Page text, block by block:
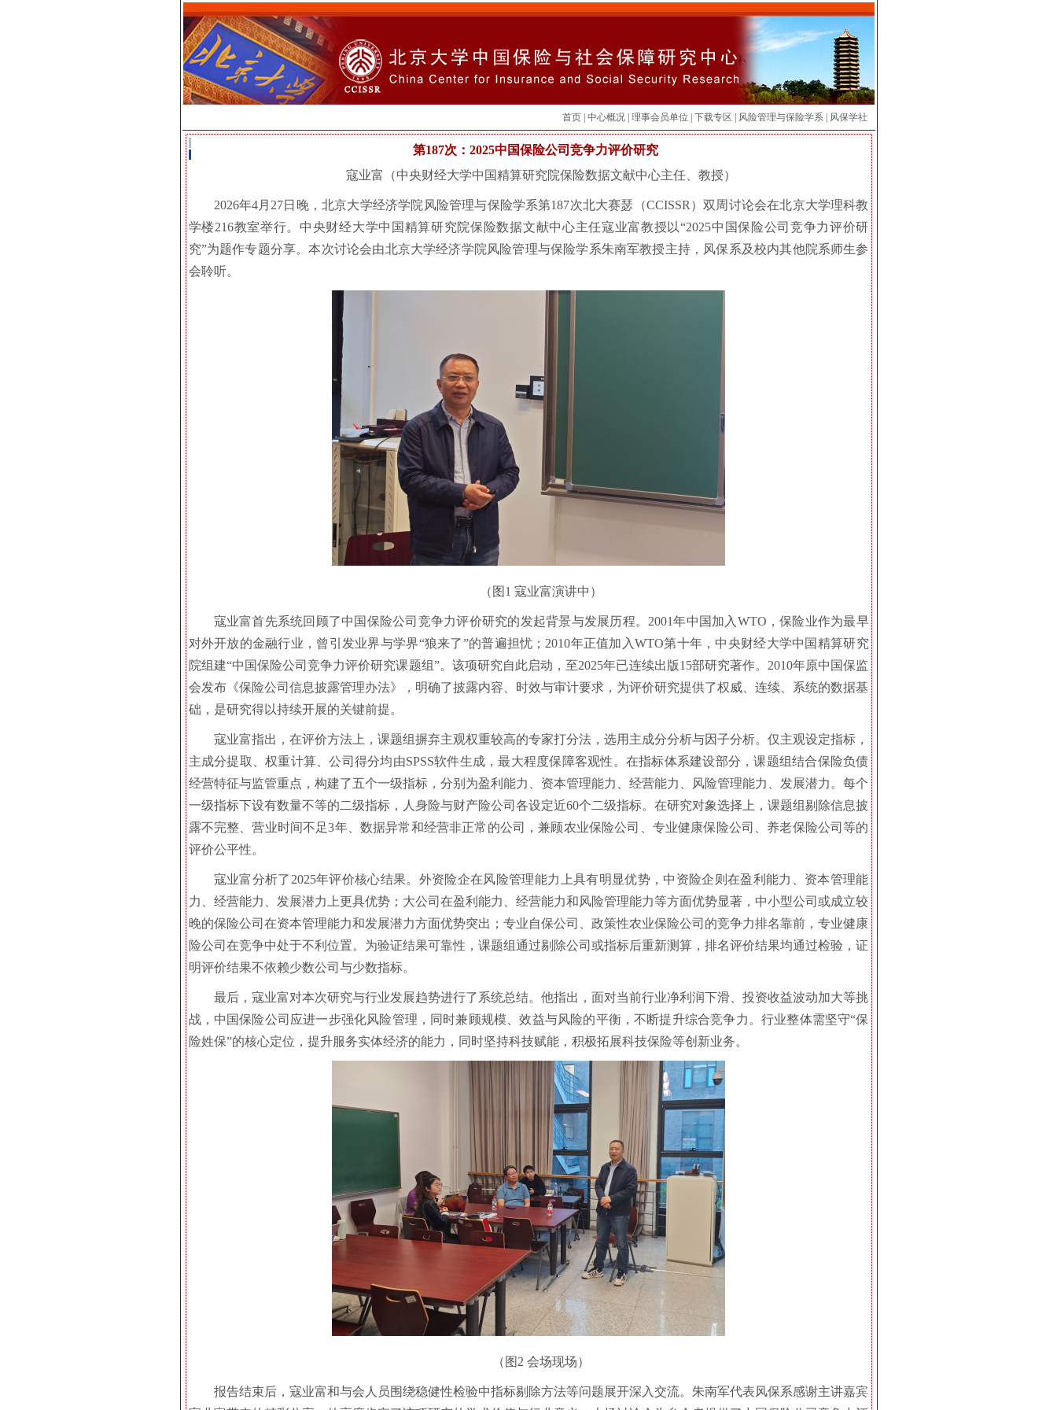
首页| 中心概况| 理事会员单位 下载专区 风险管理与保险学系| 风保学社
第187次：2025中国保险公司竞争力评价研究
寇业富（中央财经大学中国精算研究院保险数据文献中心主任、教授）
2026年4月27日晚，北京大学经济学院风险管理与保险学系第187次北大赛瑟（CCISSR）双周讨论会在北京大学理科教
学楼216教室举行。中央财经大学中国精算研究院保险数据文献中心主任寇业富教授以“2025中国保险公司竞争力评价研
究”为题作专题分享。本次讨论会由北京大学经济学院风险管理与保险学系朱南军教授主持，风保系及校内其他院系师生参
会聆听。
（图1 寇业富演讲中）
寇业富首先系统回顾了中国保险公司竞争力评价研究的发起背景与发展历程。2001年中国加入WTO，保险业作为最早
对外开放的金融行业，曾引发业界与学界“狼来了”的普遍担忧；2010年正值加入WTO第十年，中央财经大学中国精算研究
院组建“中国保险公司竞争力评价研究课题组”。该项研究自此启动，至2025年已连续出版15部研究著作。2010年原中国保监
会发布《保险公司信息披露管理办法》，明确了披露内容、时效与审计要求，为评价研究提供了权威、连续、系统的数据基
础，是研究得以持续开展的关键前提。
寇业富指出，在评价方法上，课题组摒弃主观权重较高的专家打分法，选用主成分分析与因子分析。仅主观设定指标，
主成分提取、权重计算、公司得分均由SPSS软件生成，最大程度保障客观性。在指标体系建设部分，课题组结合保险负债
经营特征与监管重点，构建了五个一级指标，分别为盈利能力、资本管理能力、经营能力、风险管理能力、发展潜力。每个
一级指标下设有数量不等的二级指标，人身险与财产险公司各设定近60个二级指标。在研究对象选择上，课题组剔除信息披
露不完整、营业时间不足3年、数据异常和经营非正常的公司，兼顾农业保险公司、专业健康保险公司、养老保险公司等的
评价公平性。
寇业富分析了2025年评价核心结果。外资险企在风险管理能力上具有明显优势，中资险企则在盈利能力、资本管理能
力、经营能力、发展潜力上更具优势；大公司在盈利能力、经营能力和风险管理能力等方面优势显著，中小型公司或成立较
晚的保险公司在资本管理能力和发展潜力方面优势突出；专业自保公司、政策性农业保险公司的竞争力排名靠前，专业健康
险公司在竞争中处于不利位置。为验证结果可靠性，课题组通过剔除公司或指标后重新测算，排名评价结果均通过检验，证
明评价结果不依赖少数公司与少数指标。
最后，寇业富对本次研究与行业发展趋势进行了系统总结。他指出，面对当前行业净利润下滑、投资收益波动加大等挑
战，中国保险公司应进一步强化风险管理，同时兼顾规模、效益与风险的平衡，不断提升综合竞争力。行业整体需坚守“保
险姓保”的核心定位，提升服务实体经济的能力，同时坚持科技赋能，积极拓展科技保险等创新业务。
（图2 会场现场）
报告结束后，寇业富和与会人员围绕稳健性检验中指标剔除方法等问题展开深入交流。朱南军代表风保系感谢主讲嘉宾